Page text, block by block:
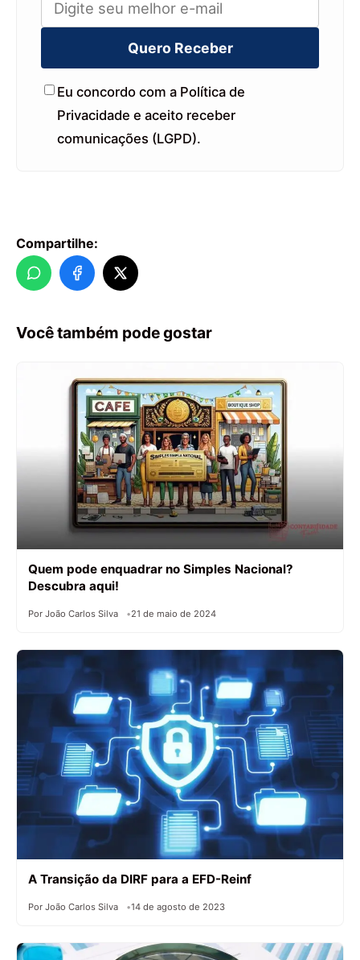
Quero Receber
Eu concordo com a Política de
Privacidade e aceito receber
comunicações (LGPD).
Compartilhe:
Você também pode gostar
Quem pode enquadrar no Simples Nacional?
Descubra aqui!
Por João Carlos Silva 21 de maio de 2024
A Transição da DIRF para a EFD-Reinf
Por João Carlos Silva 14 de agosto de 2023